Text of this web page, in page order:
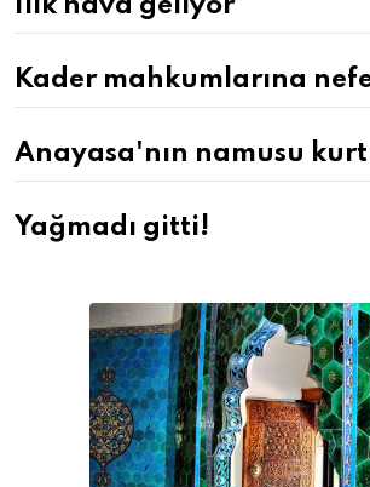
Ilık hava geliyor
Kader mahkumlarına
Anayasa'nın namusu
Yağmadı gitti!